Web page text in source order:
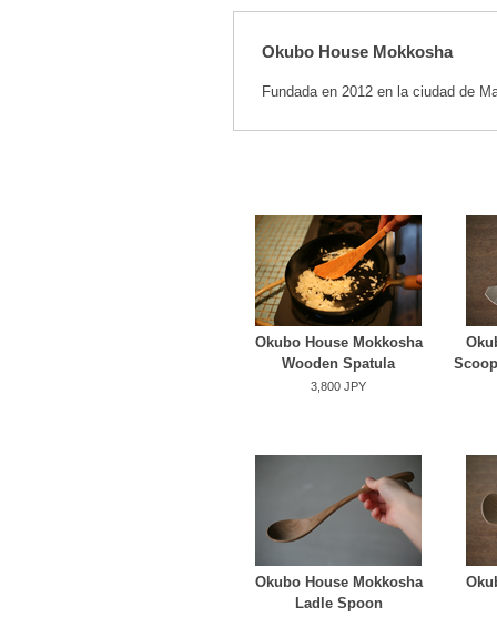
Okubo House Mokkosha
Fundada en 2012 en la ciudad de
Okubo House Mokkosha
Wooden Spatula
3,800 JPY
Okubo House Mokkosha
Ladle Spoon